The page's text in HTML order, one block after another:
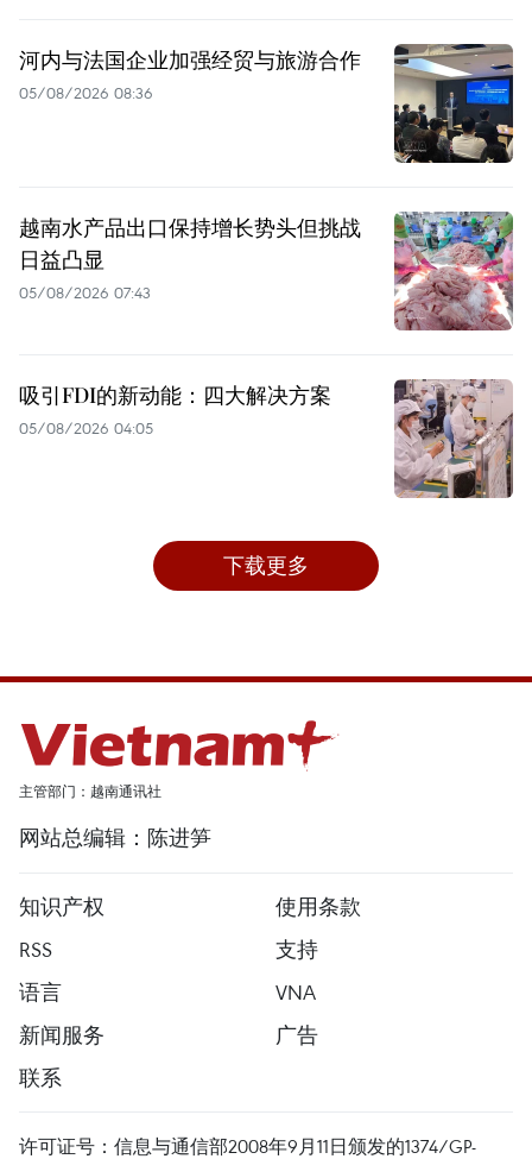
河内与法国企业加强经贸与旅游合作
05/08/2026 08:36
越南水产品出口保持增长势头但挑战
日益凸显
05/08/2026 07:43
吸引FDI的新动能：四大解决方案
05/08/2026 04:05
下载更多
主管部门：越南通讯社
网站总编辑：陈进笋
知识产权
使用条款
RSS
支持
语言
VNA
新闻服务
广告
联系
许可证号：信息与通信部2008年9月11日颁发的1374/GP-